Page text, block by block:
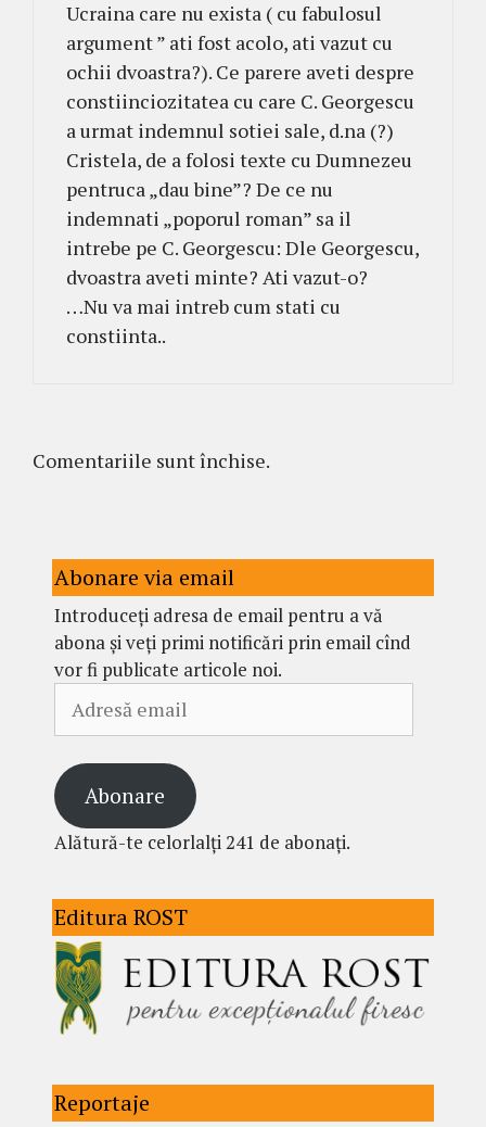
Ucraina care nu exista ( cu fabulosul
argument ” ati fost acolo, ati vazut cu
ochii dvoastra?). Ce parere aveti despre
constiinciozitatea cu care C. Georgescu
a urmat indemnul sotiei sale, d.na (?)
Cristela, de a folosi texte cu Dumnezeu
pentruca „dau bine”? De ce nu
indemnati „poporul roman” sa il
intrebe pe C. Georgescu: Dle Georgescu,
dvoastra aveti minte? Ati vazut-o?
…Nu va mai intreb cum stati cu
constiinta..
Comentariile sunt închise.
Abonare via email
Introduceți adresa de email pentru a vă
abona și veți primi notificări prin email cînd
vor fi publicate articole noi.
email
Abonare
Alătură-te celorlalți 241 de abonați.
Editura ROST
Reportaje